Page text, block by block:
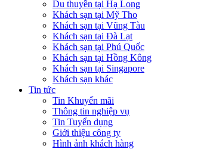
Du thuyền tại Hạ Long
Khách sạn tại Mỹ Tho
Khách sạn tại Vũng Tàu
Khách sạn tại Đà Lạt
Khách sạn tại Phú Quốc
Khách sạn tại Hồng Kông
Khách sạn tại Singapore
Khách sạn khác
Tin tức
Tin Khuyến mãi
Thông tin nghiệp vụ
Tin Tuyển dụng
Giới thiệu công ty
Hình ảnh khách hàng